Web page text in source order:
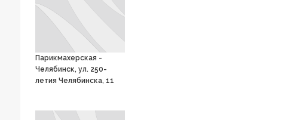
Парикмахерская -
Челябинск, ул. 250-
летия Челябинска, 11